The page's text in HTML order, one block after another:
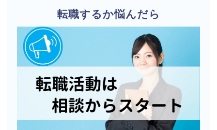
転職するか悩んだら